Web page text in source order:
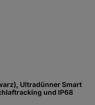
Ultradünner Smart
und IP68